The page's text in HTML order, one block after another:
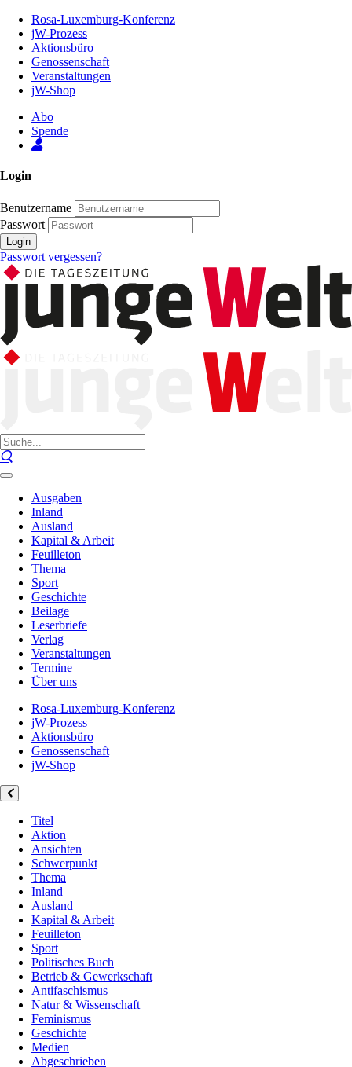
Inhalt
Seite
Rosa-Luxemburg-Konferenz
jW-Prozess
Aktionsbüro
Genossenschaft
Veranstaltungen
jW-Shop
Abo
Spende
Login
Benutzername
Passwort
Login
Passwort vergessen?
Ausgaben
Inland
Ausland
Kapital & Arbeit
Feuilleton
Thema
Sport
Geschichte
Beilage
Leserbriefe
Verlag
Veranstaltungen
Termine
Über uns
Rosa-Luxemburg-Konferenz
jW-Prozess
Aktionsbüro
Genossenschaft
jW-Shop
Titel
Aktion
Ansichten
Schwerpunkt
Thema
Inland
Ausland
Kapital & Arbeit
Feuilleton
Sport
Politisches Buch
Betrieb & Gewerkschaft
Antifaschismus
Natur & Wissenschaft
Feminismus
Geschichte
Medien
Abgeschrieben